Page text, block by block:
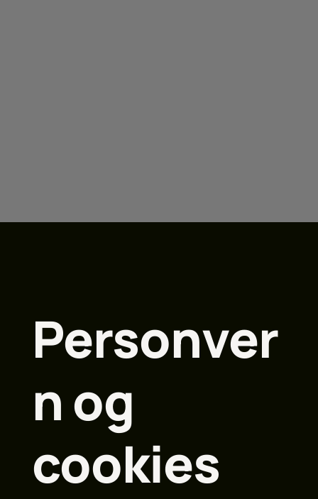
Personver
n og
cookies